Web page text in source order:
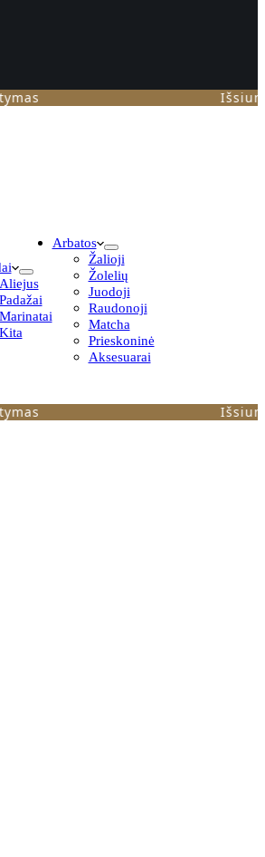
Aliejus
Padažai
Marinatai
Kita
Arbatos
Žalioji
Žolelių
Juodoji
Raudonoji
Matcha
Prieskoninė
Aksesuarai